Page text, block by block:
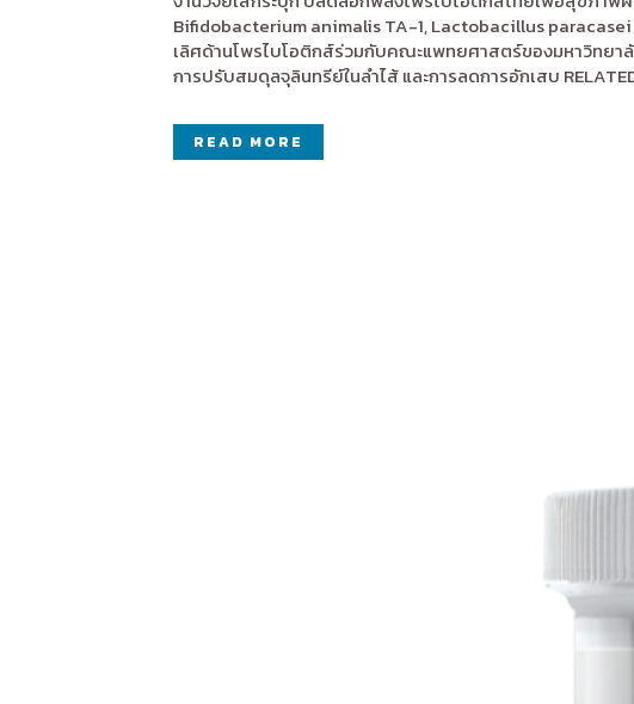
Bifidobacterium animalis TA-1, Lactobacillus
เลิศด้านโพรไบโอติกส์ร่วมกับคณะแพทยศาสตร์ของมหาวิทยา
การปรับสมดุลจุลินทรีย์ในลำไส้ และการลดการอักเสบ
READ MORE